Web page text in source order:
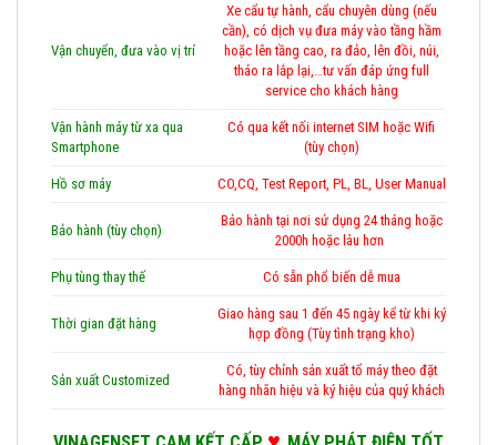
Vận chuyển, đưa vào vị trí
Xe cẩu tự hành, cẩu chuyên dùng (nếu
cần), có dịch vụ đưa máy vào tầng hầm
hoặc lên tầng cao, ra đảo, lên đồi, núi,
tháo ra lắp lại,…tư vấn đáp ứng full
service cho khách hàng
Vận hành máy từ xa qua
Smartphone
Có qua kết nối internet SIM hoặc Wifi
(tùy chọn)
Hồ sơ máy CO,CQ, Test Report, PL, BL, User Manual
Bảo hành (tùy chọn)
Bảo hành tại nơi sử dụng 24 tháng hoặc
2000h hoặc lâu hơn
Phụ tùng thay thế Có sẵn phổ biến dễ mua
Thời gian đặt hàng
Giao hàng sau 1 đến 45 ngày kể từ khi ký
hợp đồng (Tùy tình trạng kho)
Sản xuất Customized
Có, tùy chỉnh sản xuất tổ máy theo đặt
hàng nhãn hiệu và ký hiệu của quý khách